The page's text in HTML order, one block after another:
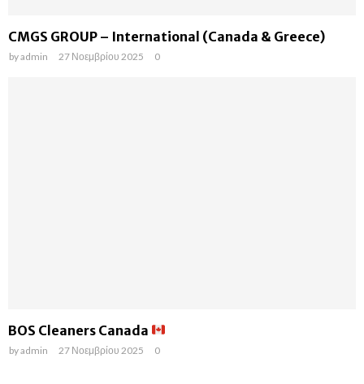
CMGS GROUP – International (Canada & Greece)
byadmin 27 Νοεμβρίου 2025 0
BOS Cleaners Canada
byadmin 27 Νοεμβρίου 2025 0